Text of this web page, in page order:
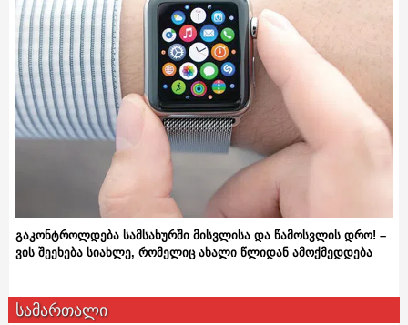
გაკონტროლდება სამსახურში მისვლისა და წამოსვლის დრო! –
ვის შეეხება სიახლე, რომელიც ახალი წლიდან ამოქმედდება
სამართალი